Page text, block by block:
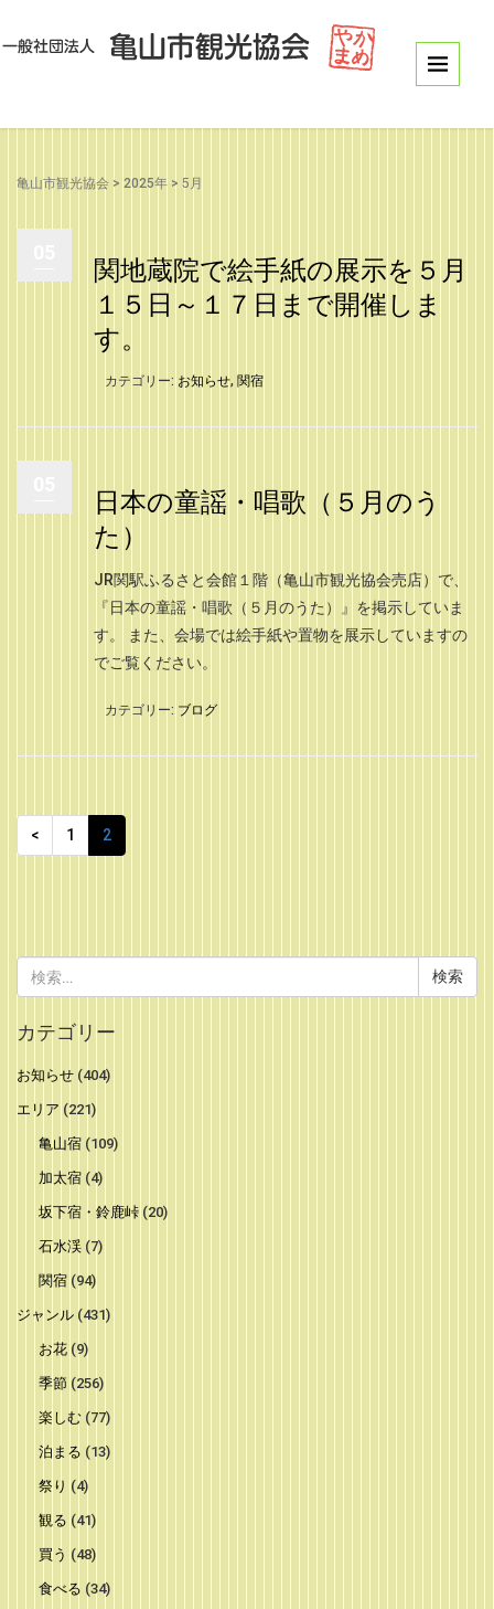
亀山市観光協会 > 2025年 > 5月
関地蔵院で絵手紙の展示を５月
１５日～１７日まで開催しま
す。
カテゴリー: お知らせ, 関宿
日本の童謡・唱歌（５月のう
た）
JR関駅ふるさと会館１階（亀山市観光協会売店）で、
『日本の童謡・唱歌（５月のうた）』を掲示していま
す。 また、会場では絵手紙や置物を展示していますの
でご覧ください。
カテゴリー: ブログ
< 1 2
索:
カテゴリー
お知らせ (404)
エリア (221)
亀山宿(109)
加太宿(4)
坂下宿・鈴鹿峠(20)
石水渓(7)
関宿(94)
ジャンル (431)
お花(9)
季節 (256)
楽しむ (77)
泊まる (13)
祭り (4)
観る (41)
買う (48)
食べる (34)